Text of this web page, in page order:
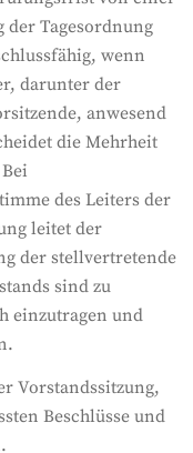
Tagesordnung
wenn
darunter der
anwesend
die Mehrheit
des Leiters der
leitet der
der stellvertretende
sind zu
einzutragen und
Vorstandssitzung,
Beschlüsse und